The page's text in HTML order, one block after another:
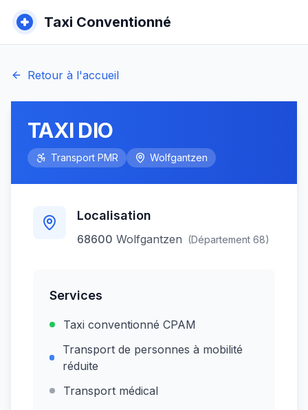
Taxi Conventionné
Retour à l'accueil
TAXI DIO
Transport PMR Wolfgantzen
Localisation
68600 Wolfgantzen (Département 68)
Services
Taxi conventionné CPAM
Transport de personnes à mobilité
réduite
Transport médical